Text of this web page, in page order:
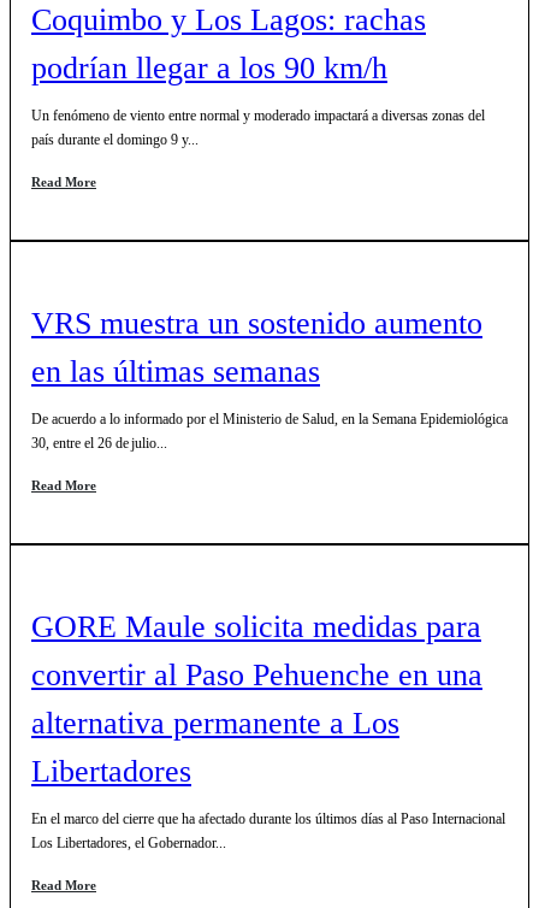
Coquimbo y Los Lagos: rachas
podrían llegar a los 90 km/h
Un fenómeno de viento entre normal y moderado impactará a diversas zonas del
país durante el domingo 9 y...
Read More
VRS muestra un sostenido aumento
en las últimas semanas
De acuerdo a lo informado por el Ministerio de Salud, en la Semana Epidemiológica
30, entre el 26 de julio...
Read More
GORE Maule solicita medidas para
convertir al Paso Pehuenche en una
alternativa permanente a Los
Libertadores
En el marco del cierre que ha afectado durante los últimos días al Paso Internacional
Los Libertadores, el Gobernador...
Read More